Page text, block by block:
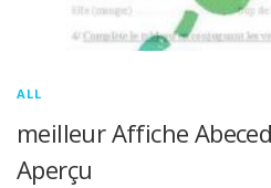
ALL
meilleur Affiche
Aperçu